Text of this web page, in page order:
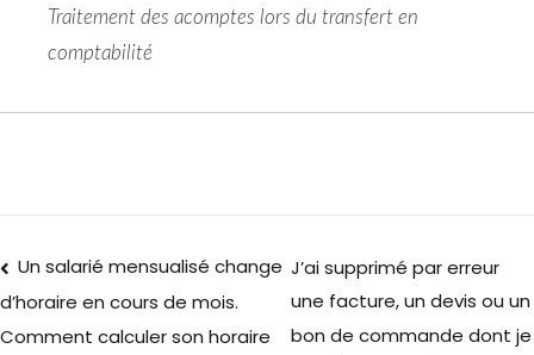
Traitement des acomptes lors du transfert en
comptabilité
Un salarié mensualisé change
d’horaire en cours de mois.
Comment calculer son horaire
J’ai supprimé par erreur
une facture, un devis ou un
bon de commande dont je